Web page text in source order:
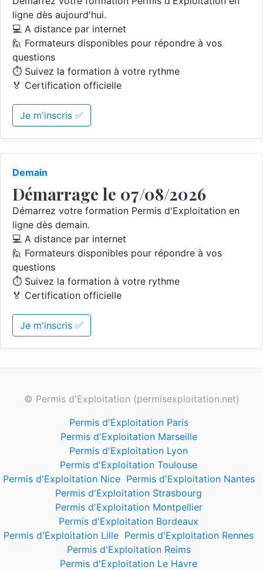
ligne dès aujourd'hui.
💻 A distance par internet
🙋 Formateurs disponibles pour répondre à vos
questions
⏱️ Suivez la formation à votre rythme
🏅 Certification officielle
Je m'inscris ✅
Demain
Démarrage le 07/08/2026
Démarrez votre formation Permis d'Exploitation en
ligne dès demain.
💻 A distance par internet
🙋 Formateurs disponibles pour répondre à vos
questions
⏱️ Suivez la formation à votre rythme
🏅 Certification officielle
Je m'inscris ✅
© Permis d'Exploitation (permisexploitation.net)
Permis d'Exploitation Paris
Permis d'Exploitation Marseille
Permis d'Exploitation Lyon
Permis d'Exploitation Toulouse
Permis d'Exploitation Nice Permis d'Exploitation Nantes
Permis d'Exploitation Strasbourg
Permis d'Exploitation Montpellier
Permis d'Exploitation Bordeaux
Permis d'Exploitation Lille Permis d'Exploitation Rennes
Permis d'Exploitation Reims
Permis d'Exploitation Le Havre